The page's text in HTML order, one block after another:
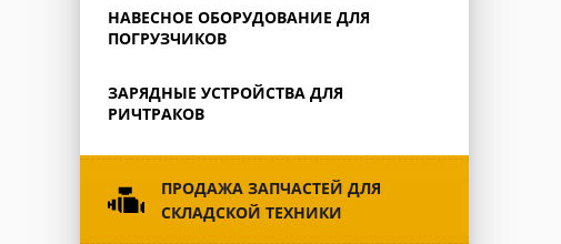
НАВЕСНОЕ ОБОРУДОВАНИЕ ДЛЯ
ПОГРУЗЧИКОВ
ЗАРЯДНЫЕ УСТРОЙСТВА ДЛЯ
РИЧТРАКОВ
ПРОДАЖА ЗАПЧАСТЕЙ ДЛЯ
СКЛАДСКОЙ ТЕХНИКИ